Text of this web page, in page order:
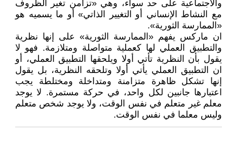
والاجتماعية على حد سواء، وهي «تزامن تغير الظروف
مع النشاط الإنساني أو التغيير الذاتي» أو ما يسميه هو
«الممارسة الثورية».
ان ماركس يفهم «الممارسة الثورية» على إنها نظرية
والتطبيق العملي لها كعملية متواصلة ومتلازمة. فهو لا
يقول بأن النظرية تأتي أولا ويلحقها التطبيق العملي، أو
ان التطبيق العملي يأتي أولا وتلحقه النظرية، بل يقول
إنها تشكل ظاهرة متزامنة ومتداخلة ومختلطة يجب
اعتبارها جانبين لكل واحد، في حركة مستمرة. لا يوجد
معلم غير متعلم في نفس الوقت، ولا يوجد شخص متعلم
وليس معلما في نفس الوقت.